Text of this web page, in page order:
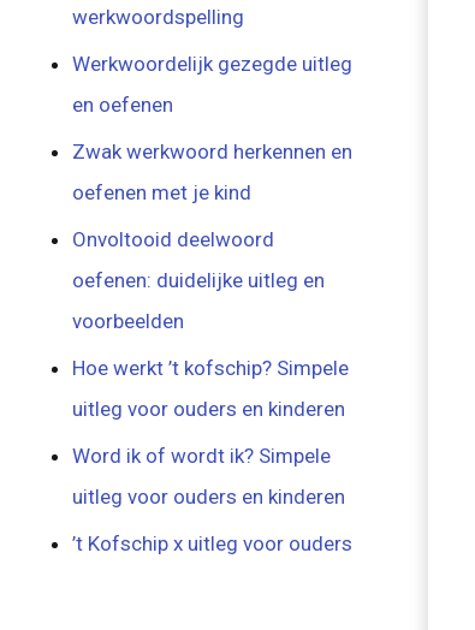
werkwoordspelling
Werkwoordelijk gezegde uitleg
en oefenen
Zwak werkwoord herkennen en
oefenen met je kind
Onvoltooid deelwoord
oefenen: duidelijke uitleg en
voorbeelden
Hoe werkt ’t kofschip? Simpele
uitleg voor ouders en kinderen
Word ik of wordt ik? Simpele
uitleg voor ouders en kinderen
’t Kofschip x uitleg voor ouders